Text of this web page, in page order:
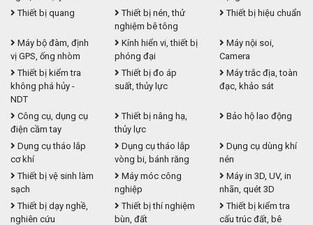
Thiết bị quang
Thiết bị nén, thử
nghiệm bê tông
Thiết bị hiệu chuẩn
Máy bộ đàm, định
vị GPS, ống nhòm
Kính hiển vi, thiết bị
phóng đại
Máy nội soi,
Camera
Thiết bị kiểm tra
không phá hủy -
NDT
Thiết bị đo áp
suất, thủy lực
Máy trắc địa, toàn
đạc, khảo sát
Công cụ, dụng cụ
điện cầm tay
Thiết bị nâng hạ,
thủy lực
Bảo hộ lao động
Dụng cụ tháo lắp
cơ khí
Dụng cụ tháo lắp
vòng bi, bánh răng
Dụng cụ dùng khí
nén
Thiết bị vệ sinh làm
sạch
Máy móc công
nghiệp
Máy in 3D, UV, in
nhãn, quét 3D
Thiết bị dạy nghề,
nghiên cứu
Thiết bị thí nghiệm
bùn, đất
Thiết bị kiểm tra
cấu trúc đất, bê